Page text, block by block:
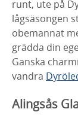
runt, ute på
lågsäsongen
obemannat
grädda din
Ganska
vandra
Alingsås